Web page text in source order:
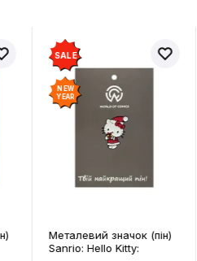
SALE
NEW
YEAR
Металевий значок (пін)
Sanrio: Hello Kitty: